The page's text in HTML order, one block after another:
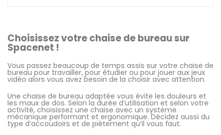
Choisissez votre chaise de bureau sur
Spacenet !
Vous passez beaucoup de temps assis sur votre chaise de
bureau pour travailler, pour étudier ou pour jouer aux jeux
vidéo alors vous avez besoin de la choisir avec attention.
Une chaise de bureau adaptée vous évite les douleurs et
les maux de dos. Selon la durée d’utilisation et selon votre
activité, choisissez une chaise avec un système
mécanique performant et ergonomique. Décidez aussi du
type d’accoudoirs et de piètement qu’il vous faut.